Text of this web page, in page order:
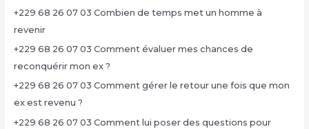
+229 68 26 07 03 Combien de temps met un homme à
revenir
+229 68 26 07 03 Comment évaluer mes chances de
reconquérir mon ex ?
+229 68 26 07 03 Comment gérer le retour une fois que mon
ex est revenu ?
+229 68 26 07 03 Comment lui poser des questions pour